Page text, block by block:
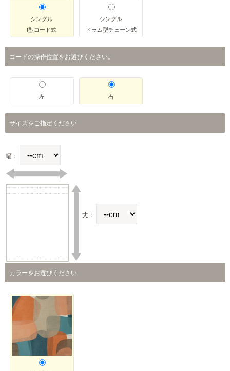
シングル
I型コード式
シングル
ドラム型チェーン式
コードの操作位置をお選びください。
左 右
サイズをご指定ください
幅：
丈：
カラーをお選びください